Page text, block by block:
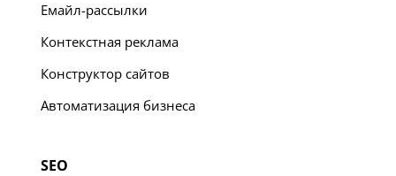
Емайл-рассылки
Контекстная реклама
Конструктор сайтов
Автоматизация бизнеса
SEO